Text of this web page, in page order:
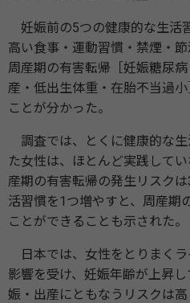
妊娠前の5つの健康的な生活
高い食事・運動習慣・禁煙・節
周産期の有害転帰［妊娠糖尿
産・低出生体重・在胎不当過
ことが分かった。
調査では、とくに健康的な生
た女性は、ほとんど実践して
産期の有害転帰の発生リスク
活習慣を1つ増やすと、周産期
ことができることも示された。
日本では、女性をとりまく
影響を受け、妊娠年齢が上昇
娠・出産にともなうリスクは